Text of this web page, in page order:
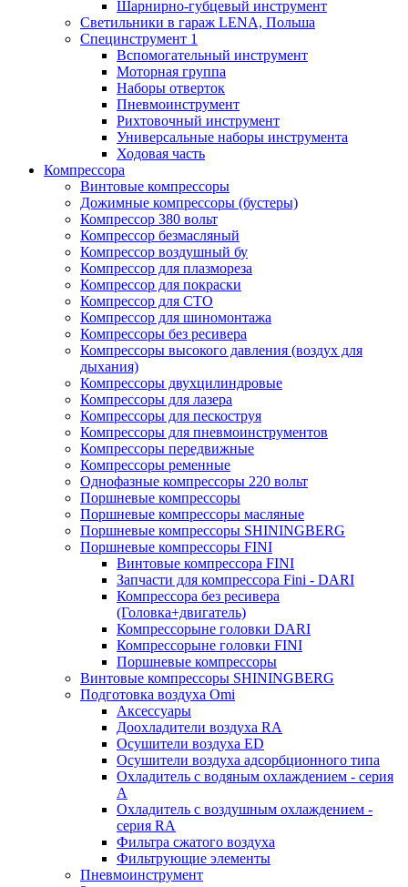
Шарнирно-губцевый инструмент
Светильники в гараж LENA, Польша
Специнструмент 1
Вспомогательный инструмент
Моторная группа
Наборы отверток
Пневмоинструмент
Рихтовочный инструмент
Универсальные наборы инструмента
Ходовая часть
Компрессора
Винтовые компрессоры
Дожимные компрессоры (бустеры)
Компрессор 380 вольт
Компрессор безмасляный
Компрессор воздушный бу
Компрессор для плазмореза
Компрессор для покраски
Компрессор для СТО
Компрессор для шиномонтажа
Компрессоры без ресивера
Компрессоры высокого давления (воздух для
дыхания)
Компрессоры двухцилиндровые
Компрессоры для лазера
Компрессоры для пескоструя
Компрессоры для пневмоинструментов
Компрессоры передвижные
Компрессоры ременные
Однофазные компрессоры 220 вольт
Поршневые компрессоры
Поршневые компрессоры масляные
Поршневые компрессоры SHININGBERG
Поршневые компрессоры FINI
Винтовые компрессора FINI
Запчасти для компрессора Fini - DARI
Компрессора без ресивера
(Головка+двигатель)
Компрессорыне головки DARI
Компрессорыне головки FINI
Поршневые компрессоры
Винтовые компрессоры SHININGBERG
Подготовка воздуха Omi
Аксессуары
Доохладители воздуха RA
Осушители воздуха ED
Осушители воздуха адсорбционного типа
Охладитель с водяным охлаждением - серия
A
Охладитель с воздушным охлаждением -
серия RA
Фильтра сжатого воздуха
Фильтрующие элементы
Пневмоинструмент